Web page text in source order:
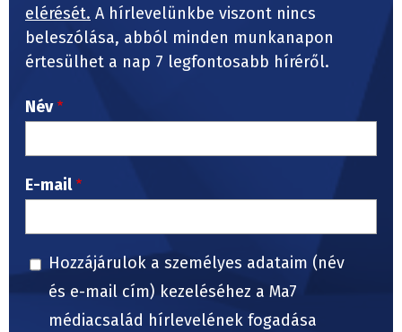
elérését. A hírlevelünkbe viszont nincs
beleszólása, abból minden munkanapon
értesülhet a nap 7 legfontosabb híréről.
Név
E-mail
Hozzájárulok a személyes adataim (név
és e-mail cím) kezeléséhez a Ma7
médiacsalád hírlevelének fogadása